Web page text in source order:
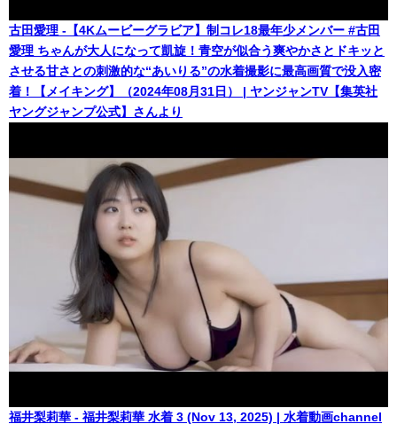
古田愛理 -【4Kムービーグラビア】制コレ18最年少メンバー #古田
愛理 ちゃんが大人になって凱旋！青空が似合う爽やかさとドキッと
させる甘さとの刺激的な“あいりる”の水着撮影に最高画質で没入密
着！【メイキング】（2024年08月31日） | ヤンジャンTV【集英社
ヤングジャンプ公式】さんより
福井梨莉華 - 福井梨莉華 水着 3 (Nov 13, 2025) | 水着動画channel